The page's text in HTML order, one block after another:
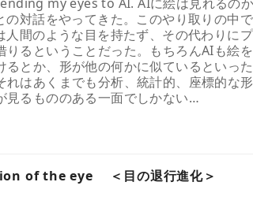
の対話をやってきた。このやり取りの中
人間のような目を持たず、その代わりに
りるということだった。もちろんAIも絵
るとか、形が他の何かに似ているといっ
れはあくまでも分析、統計的、座標的な
見るもののある一面でしかない…
of the eye ＜目の退行進化＞